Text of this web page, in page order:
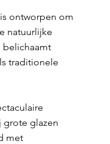
ontworpen om
natuurlijke
belichaamt
traditionele
grote glazen
met